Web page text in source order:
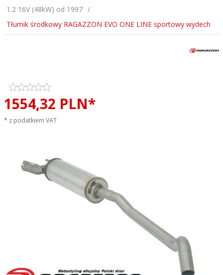
1.2 16V (48kW) od 1997
Tłumik środkowy RAGAZZON EVO ONE LINE sportowy wydech
1554,32 PLN*
* z podatkiem VAT